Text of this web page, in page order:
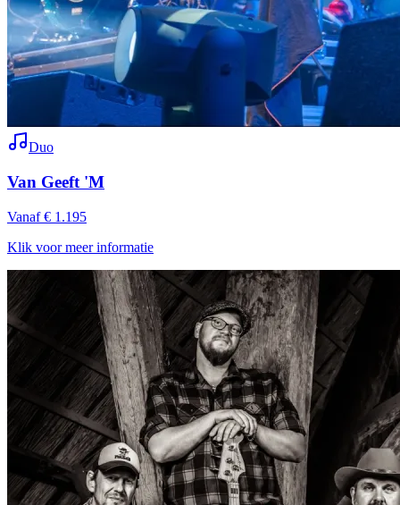
Duo
Van Geeft 'M
Vanaf € 1.195
Klik voor meer informatie